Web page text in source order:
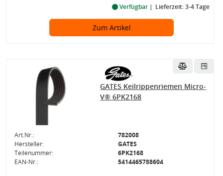
Verfügbar Lieferzeit: 3-4 Tage
Zum Artikel
GATES Keilrippenriemen Micro-
V® 6PK2168
Art.Nr.:
782008
Hersteller:
GATES
Teilenummer:
6PK2168
EAN-Nr.:
5414465788604